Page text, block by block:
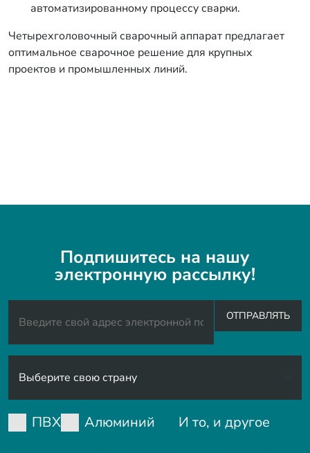
автоматизированному процессу сварки.
Четырехголовочный сварочный аппарат предлагает
оптимальное сварочное решение для крупных
проектов и промышленных линий.
Подпишитесь на нашу
электронную рассылку!
ОТПРАВЛЯТЬ
ПВХ Алюминий И то, и другое